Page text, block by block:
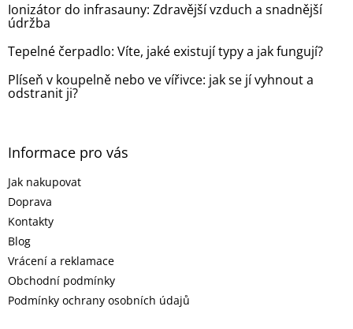
Ionizátor do infrasauny: Zdravější vzduch a snadnější
údržba
Tepelné čerpadlo: Víte, jaké existují typy a jak fungují?
Plíseň v koupelně nebo ve vířivce: jak se jí vyhnout a
odstranit ji?
Informace pro vás
Jak nakupovat
Doprava
Kontakty
Blog
Vrácení a reklamace
Obchodní podmínky
Podmínky ochrany osobních údajů